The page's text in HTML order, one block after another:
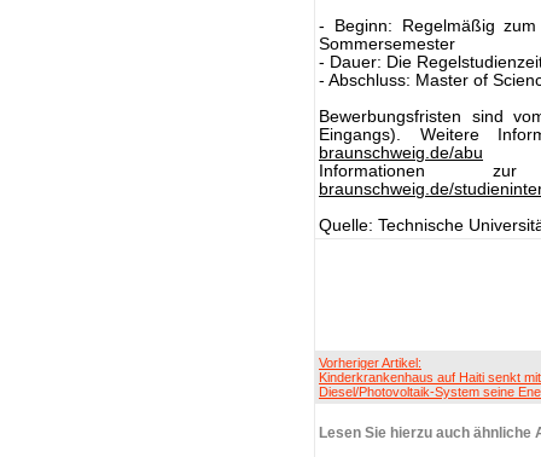
- Beginn: Regelmäßig
Sommersemester
- Dauer: Die
- Abschluss: Master of
Bewerbungsfristen sind
Eingangs). Weitere
braunschweig.de/abu
Informationen
braunschweig.de/
Quelle: Technische
Vorheriger Artikel:
Kinderkrankenhaus auf Haiti senkt mit
Diesel/Photovoltaik-System seine
Lesen Sie hierzu auch ähnliche